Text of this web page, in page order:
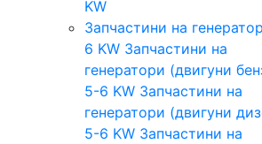
KW
Запчастини на
6 KW Запчастини на
генератори (двигуни
5-6 KW Запчастини на
генератори (двигуни
5-6 KW Запчастини на